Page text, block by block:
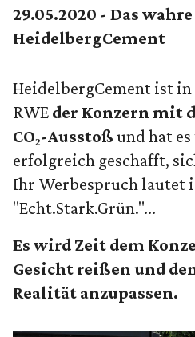
29.05.2020 - Das
HeidelbergCement
HeidelbergCement ist
RWE der Konzern mit
CO₂-Ausstoß und hat
erfolgreich geschafft,
Ihr Werbespruch lautet
"Echt.Stark.Grün."...
Es wird Zeit dem
Gesicht reißen und
Realität anzupassen.